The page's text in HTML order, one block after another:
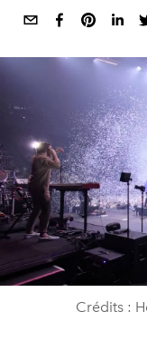
Crédits :